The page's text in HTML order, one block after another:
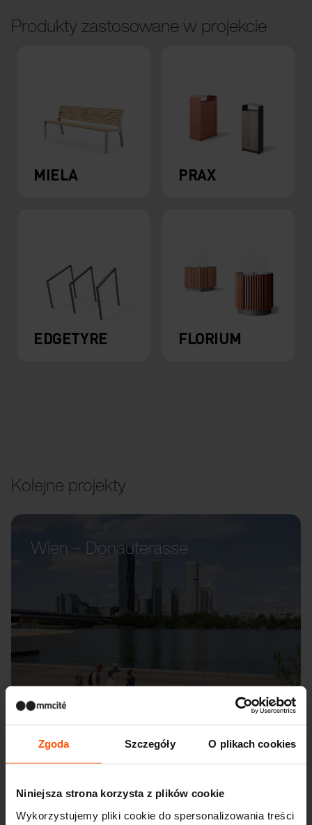
Zgoda Szczegóły O plikach cookies
Niniejsza strona korzysta z plików cookie
Wykorzystujemy pliki cookie do spersonalizowania treści
Produkty zastosowane w projekcie
MIELA PRAX
EDGETYRE FLORIUM
Kolejne projekty
Wien – Donauterasse